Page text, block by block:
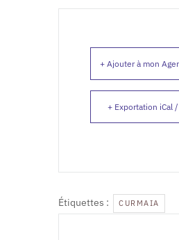
+ Ajouter à mon
+ Exportation iCal
Étiquettes : CURMAIA